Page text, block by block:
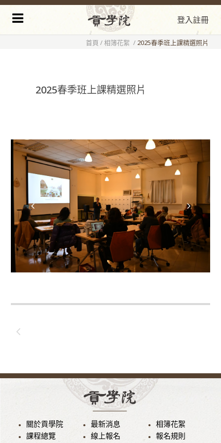
登入註冊
首頁 /相簿花絮 / 2025春季班上課精選照片
2025春季班上課精選照片
關於貢學院 最新消息
相簿花絮
課程總覽
線上報名
報名規則